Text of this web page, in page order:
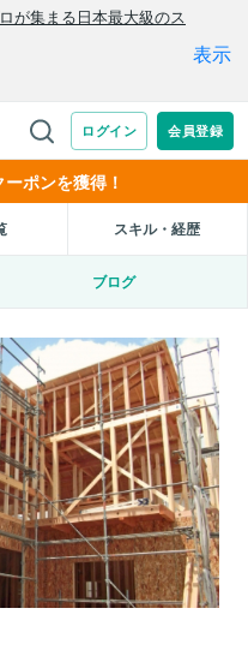
ポンを獲得！
スキル・経歴
ブログ